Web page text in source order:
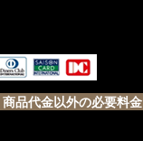
商品代金以外の必要料金